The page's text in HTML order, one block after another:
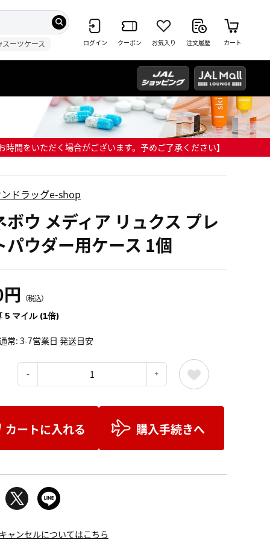
スーツケース ログイン クーポン お気入り 注文履歴 カート
間をいただく場合がございます。予めご了承ください】
ドラッグe-shop
ボウ メディア リュクス プレ
パウダー用ケース 1個
（税込）
5 マイル (1倍)
常: 3-7営業日 発送目安
カートに入れる 購入手続きへ
ャンセルについてはこちら